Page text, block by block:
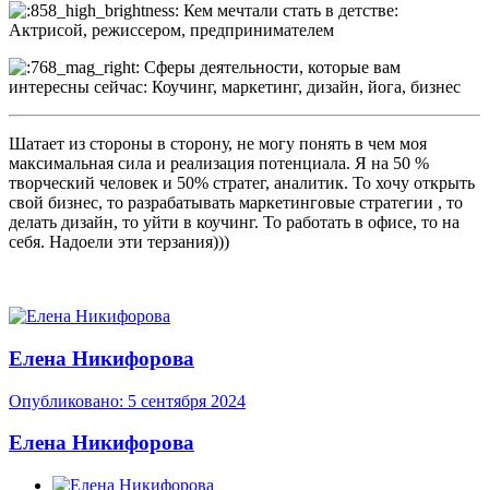
Кем мечтали стать в детстве:
Актрисой, режиссером, предпринимателем
Сферы деятельности, которые вам
интересны сейчас: Коучинг, маркетинг, дизайн, йога, бизнес
Шатает из стороны в сторону, не могу понять в чем моя
максимальная сила и реализация потенциала. Я на 50 %
творческий человек и 50% стратег, аналитик. То хочу открыть
свой бизнес, то разрабатывать маркетинговые стратегии , то
делать дизайн, то уйти в коучинг. То работать в офисе, то на
себя. Надоели эти терзания)))
Елена Никифорова
Опубликовано: 5 сентября 2024
Елена Никифорова